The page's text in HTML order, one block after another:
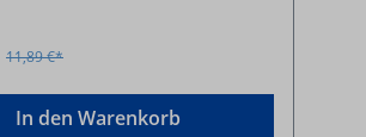
11,89 €*
In den Warenkorb